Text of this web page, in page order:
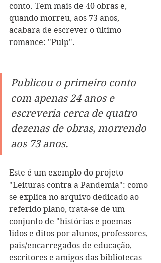
conto. Tem mais de 40 obras e,
quando morreu, aos 73 anos,
acabara de escrever o último
romance: "Pulp".
Publicou o primeiro conto
com apenas 24 anos e
escreveria cerca de quatro
dezenas de obras, morrendo
aos 73 anos.
Este é um exemplo do projeto
"Leituras contra a Pandemia": como
se explica no arquivo dedicado ao
referido plano, trata-se de um
conjunto de "histórias e poemas
lidos e ditos por alunos, professores,
pais/encarregados de educação,
escritores e amigos das bibliotecas